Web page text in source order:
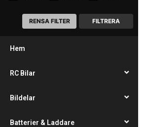
FILTRERA
RENSA FILTER
Hem
RC Bilar
Bildelar
Batterier & Laddare